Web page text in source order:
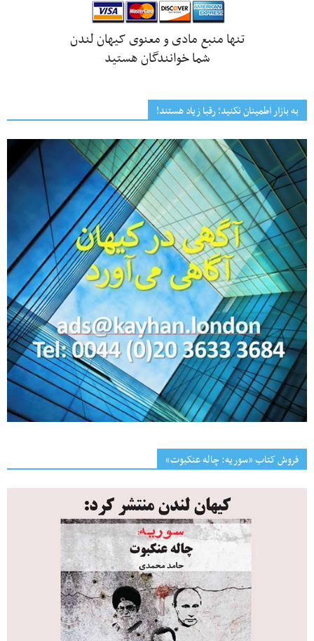
تنها منبع مادی و معنوی کیهان لندن
شما خوانندگان هستید
به بازار اطمینان نکنید؛ رقبا زیاد هستند!
فروش کتاب «سوریه: چاله عنکبوت»